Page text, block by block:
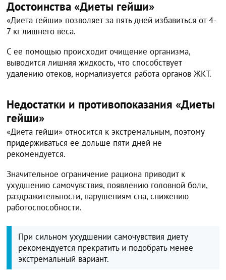
Достоинства «Диеты гейши»
«Диета гейши» позволяет за пять дней избавиться от 4-
7 кг лишнего веса.
С ее помощью происходит очищение организма,
выводится лишняя жидкость, что способствует
удалению отеков, нормализуется работа органов ЖКТ.
Недостатки и противопоказания «Диеты
гейши»
«Диета гейши» относится к экстремальным, поэтому
придерживаться ее дольше пяти дней не
рекомендуется.
Значительное ограничение рациона приводит к
ухудшению самочувствия, появлению головной боли,
раздражительности, нарушениям сна, снижению
работоспособности.
При сильном ухудшении самочувствия диету
рекомендуется прекратить и подобрать менее
экстремальный вариант.